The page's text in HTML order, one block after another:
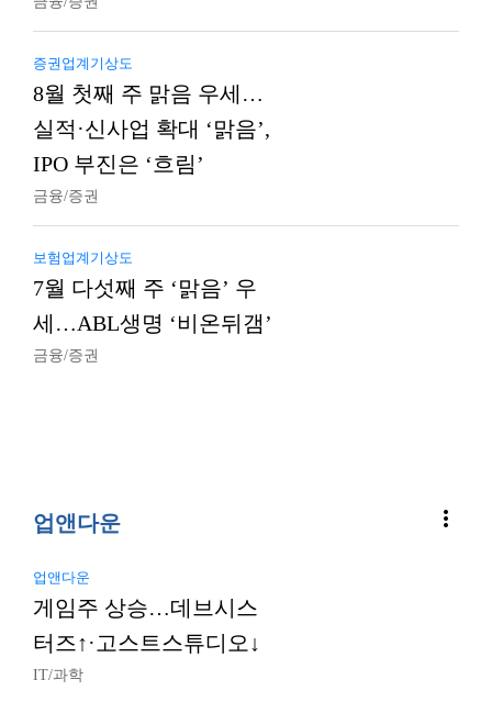
증권업계기상도
8월 첫째 주 맑음 우세…
실적·신사업 확대 ‘맑음’,
IPO 부진은 ‘흐림’
금융/증권
보험업계기상도
7월 다섯째 주 ‘맑음’ 우
세…ABL생명 ‘비온뒤갬’
금융/증권
업앤다운 more_vert
업앤다운
게임주 상승…데브시스
터즈↑·고스트스튜디오↓
IT/과학